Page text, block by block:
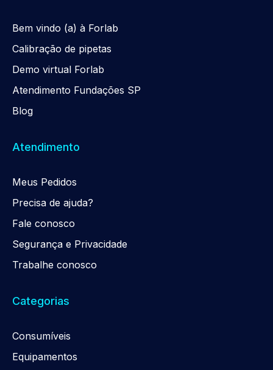
Bem vindo (a) à Forlab
Calibração de pipetas
Demo virtual Forlab
Atendimento Fundações SP
Blog
Atendimento
Meus Pedidos
Precisa de ajuda?
Fale conosco
Segurança e Privacidade
Trabalhe conosco
Categorias
Consumíveis
Equipamentos